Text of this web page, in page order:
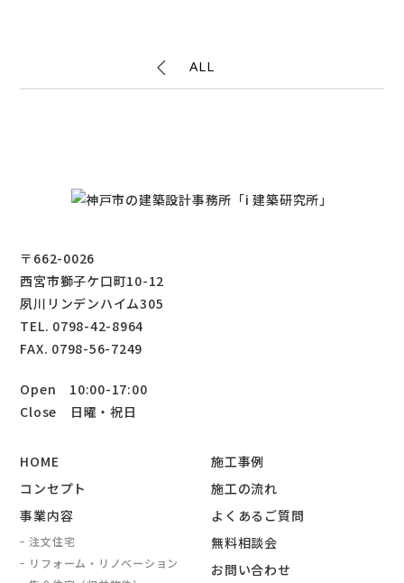
ALL
〒662-0026
西宮市獅子ケ口町10-12
夙川リンデンハイム305
TEL. 0798-42-8964
FAX. 0798-56-7249
Open 10:00-17:00
Close 日曜・祝日
HOME
コンセプト
事業内容
注文住宅
リフォーム・リノベーション
施工事例
施工の流れ
よくあるご質問
無料相談会
お問い合わせ